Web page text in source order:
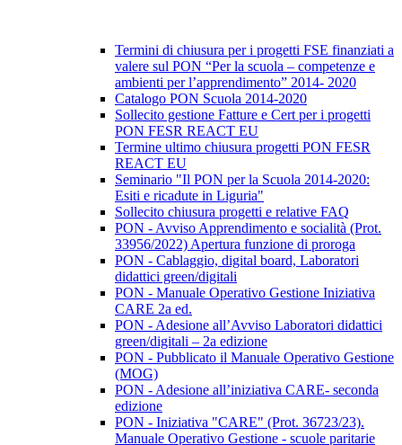
Termini di chiusura per i progetti FSE finanziati a
valere sul PON “Per la scuola – competenze e
ambienti per l’apprendimento” 2014- 2020
Catalogo PON Scuola 2014-2020
Sollecito gestione Fatture e Cert per i progetti
PON FESR REACT EU
Termine ultimo chiusura progetti PON FESR
REACT EU
Seminario "Il PON per la Scuola 2014-2020:
Esiti e ricadute in Liguria"
Sollecito chiusura progetti e relative FAQ
PON - Avviso Apprendimento e socialità (Prot.
33956/2022) Apertura funzione di proroga
PON - Cablaggio, digital board, Laboratori
didattici green/digitali
PON - Manuale Operativo Gestione Iniziativa
CARE 2a ed.
PON - Adesione all’Avviso Laboratori didattici
green/digitali – 2a edizione
PON - Pubblicato il Manuale Operativo Gestione
(MOG)
PON - Adesione all’iniziativa CARE- seconda
edizione
PON - Iniziativa "CARE" (Prot. 36723/23).
Manuale Operativo Gestione - scuole paritarie